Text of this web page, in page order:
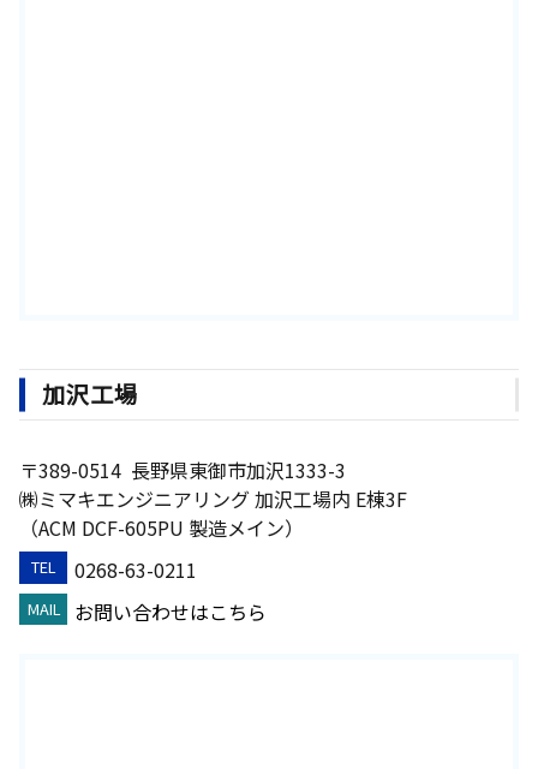
加沢工場
〒389-0514 長野県東御市加沢1333-3
㈱ミマキエンジニアリング 加沢工場内 E棟3F
（ACM DCF-605PU 製造メイン）
TEL 0268-63-0211
MAIL お問い合わせはこちら